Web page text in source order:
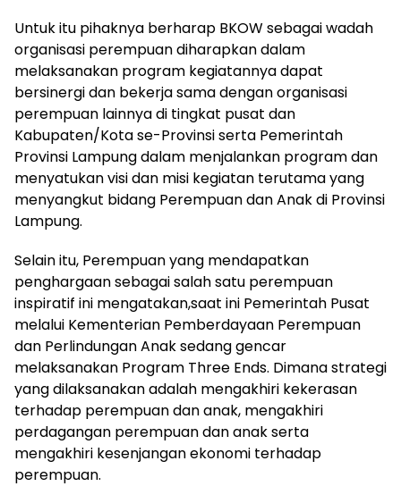
Untuk itu pihaknya berharap BKOW sebagai wadah
organisasi perempuan diharapkan dalam
melaksanakan program kegiatannya dapat
bersinergi dan bekerja sama dengan organisasi
perempuan lainnya di tingkat pusat dan
Kabupaten/Kota se-Provinsi serta Pemerintah
Provinsi Lampung dalam menjalankan program dan
menyatukan visi dan misi kegiatan terutama yang
menyangkut bidang Perempuan dan Anak di Provinsi
Lampung.
Selain itu, Perempuan yang mendapatkan
penghargaan sebagai salah satu perempuan
inspiratif ini mengatakan,saat ini Pemerintah Pusat
melalui Kementerian Pemberdayaan Perempuan
dan Perlindungan Anak sedang gencar
melaksanakan Program Three Ends. Dimana strategi
yang dilaksanakan adalah mengakhiri kekerasan
terhadap perempuan dan anak, mengakhiri
perdagangan perempuan dan anak serta
mengakhiri kesenjangan ekonomi terhadap
perempuan.